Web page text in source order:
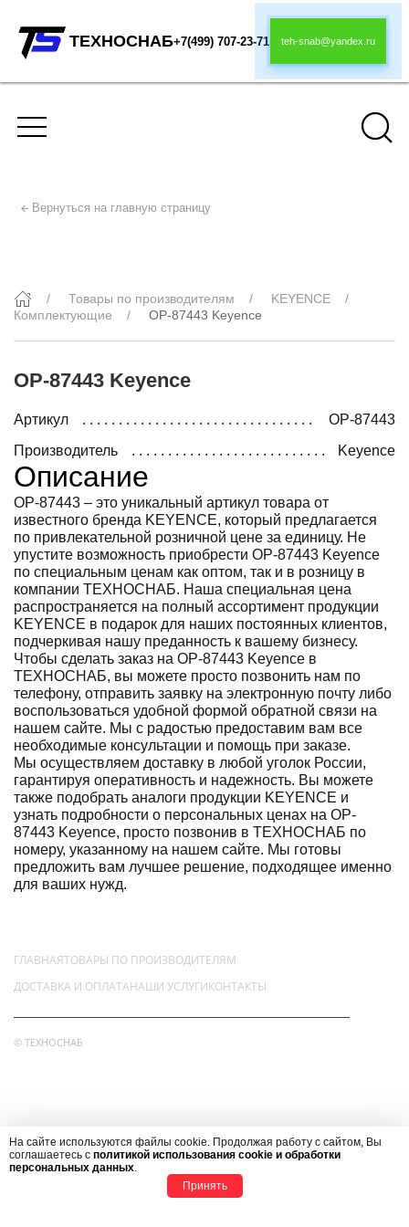
ТЕХНОСНАБ+7(499) 707-23-71 teh-snab@yandex.ru
Вернуться на главную страницу
Товары по производителям
KEYENCE
Комплектующие
OP-87443 Keyence
OP-87443 Keyence
Артикул
OP-87443
Производитель
Keyence
Описание
OP-87443 – это уникальный артикул товара от
известного бренда KEYENCE, который предлагается
по привлекательной розничной цене за единицу. Не
упустите возможность приобрести OP-87443 Keyence
по специальным ценам как оптом, так и в розницу в
компании ТЕХНОСНАБ. Наша специальная цена
распространяется на полный ассортимент продукции
KEYENCE в подарок для наших постоянных клиентов,
подчеркивая нашу преданность к вашему бизнесу.
Чтобы сделать заказ на OP-87443 Keyence в
ТЕХНОСНАБ, вы можете просто позвонить нам по
телефону, отправить заявку на электронную почту либо
воспользоваться удобной формой обратной связи на
нашем сайте. Мы с радостью предоставим вам все
необходимые консультации и помощь при заказе.
Мы осуществляем доставку в любой уголок России,
гарантируя оперативность и надежность. Вы можете
также подобрать аналоги продукции KEYENCE и
узнать подробности о персональных ценах на OP-
87443 Keyence, просто позвонив в ТЕХНОСНАБ по
номеру, указанному на нашем сайте. Мы готовы
предложить вам лучшее решение, подходящее именно
для ваших нужд.
ГЛАВНАЯТОВАРЫ ПО ПРОИЗВОДИТЕЛЯМ
ДОСТАВКА И ОПЛАТАНАШИ УСЛУГИКОНТАКТЫ
© ТЕХНОСНАБ
123290, РОССИЯ, Г.МОСКВА, ВН.ТЕР.Г. МУНИЦИПАЛЬНЫЙ ОКРУГ
ПРЕСНЕНСКИЙ,
ПРОЕЗД ШМИТОВСКИЙ, Д 39, КОРП 2, ПОМЕЩ. 5К
На сайте используются файлы cookie. Продолжая работу с сайтом, Вы
соглашаетесь с политикой использования cookie и обработки
персональных данных
Принять